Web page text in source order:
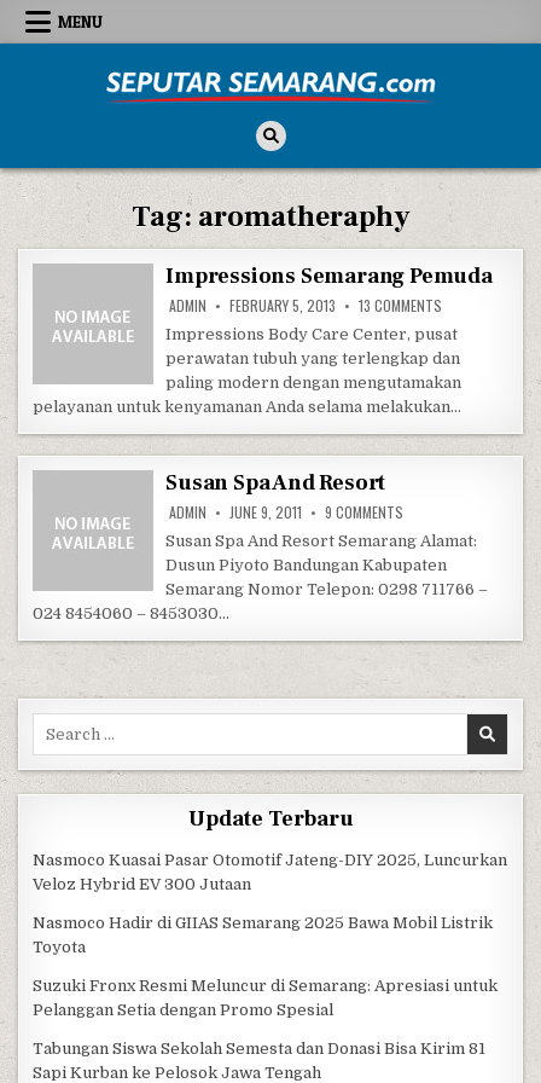
Skip to content
MENU
Tag:aromatheraphy
Impressions Semarang Pemuda
ADMIN FEBRUARY 5, 2013 13 COMMENTS
Impressions Body Care Center, pusat
perawatan tubuh yang terlengkap dan
paling modern dengan mengutamakan
pelayanan untuk kenyamanan Anda selama melakukan…
Susan Spa And Resort
ADMIN JUNE 9, 2011 9 COMMENTS
Susan Spa And Resort Semarang Alamat:
Dusun Piyoto Bandungan Kabupaten
Semarang Nomor Telepon: 0298 711766 –
024 8454060 – 8453030…
Search for:
Update Terbaru
Nasmoco Kuasai Pasar Otomotif Jateng-DIY 2025, Luncurkan
Veloz Hybrid EV 300 Jutaan
Nasmoco Hadir di GIIAS Semarang 2025 Bawa Mobil Listrik
Toyota
Suzuki Fronx Resmi Meluncur di Semarang: Apresiasi untuk
Pelanggan Setia dengan Promo Spesial
Tabungan Siswa Sekolah Semesta dan Donasi Bisa Kirim 81
Sapi Kurban ke Pelosok Jawa Tengah